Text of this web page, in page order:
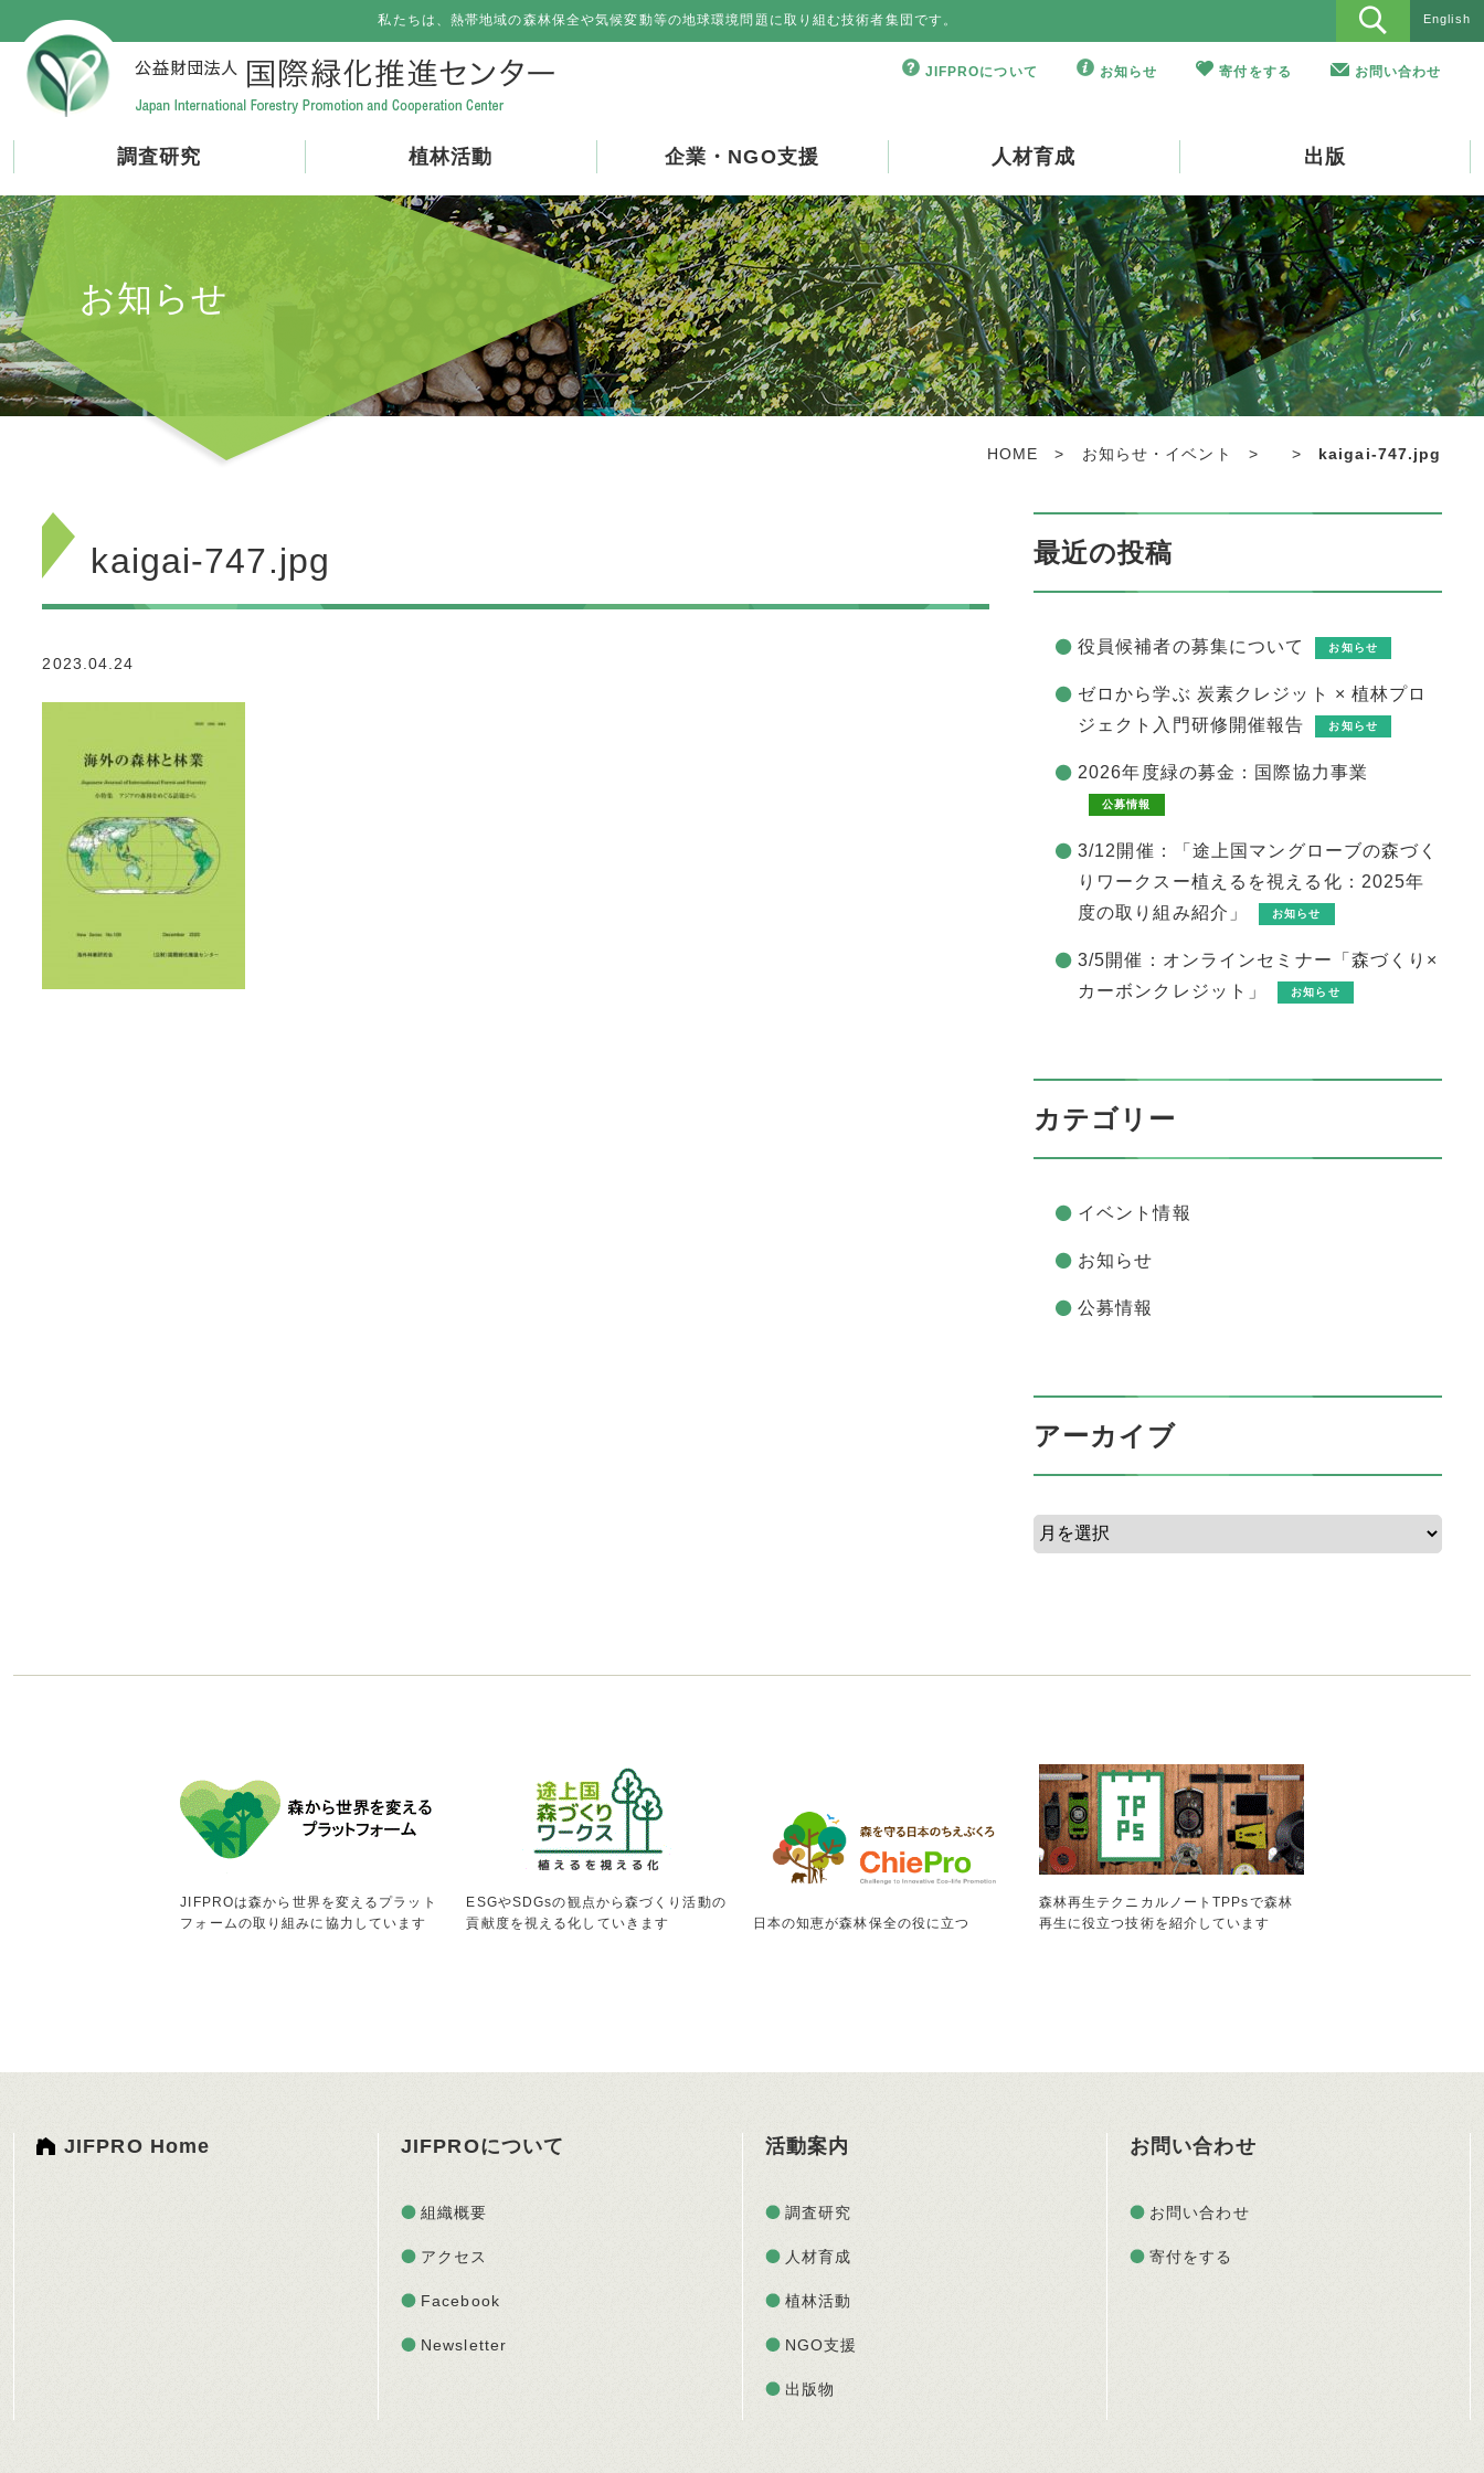
私たちは、熱帯地域の森林保全や気候変動等の地球環境問題に取り組む技術者集団です。 English
JIFPROについて お知らせ 寄付をする お問い合わせ
調査研究 植林活動 企業・NGO支援 人材育成 出版
お知らせ
HOME > お知らせ・イベント > > kaigai-747.jpg
kaigai-747.jpg
2023.04.24
最近の投稿
役員候補者の募集について お知らせ
ゼロから学ぶ 炭素クレジット × 植林プロ
ジェクト入門研修開催報告
お知らせ
2026年度緑の募金：国際協力事業
公募情報
3/12開催：「途上国マングローブの森づく
りワークスー植えるを視える化：2025年
度の取り組み紹介」
お知らせ
3/5開催：オンラインセミナー「森づくり×
カーボンクレジット」
お知らせ
カテゴリー
イベント情報
お知らせ
公募情報
アーカイブ
JIFPROは森から世界を変えるプラット
フォームの取り組みに協力しています
ESGやSDGsの観点から森づくり活動の
貢献度を視える化していきます
日本の知恵が森林保全の役に立つ
森林再生テクニカルノートTPPsで森林
再生に役立つ技術を紹介しています
JIFPRO Home JIFPROについて
組織概要
アクセス
Facebook
Newsletter
活動案内
調査研究
人材育成
植林活動
NGO支援
出版物
お問い合わせ
お問い合わせ
寄付をする